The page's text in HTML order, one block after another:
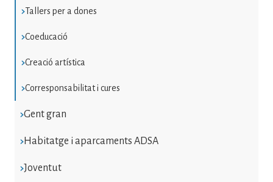
Tallers per a dones
Coeducació
Creació artística
Corresponsabilitat i cures
Gent gran
Habitatge i aparcaments ADSA
Joventut